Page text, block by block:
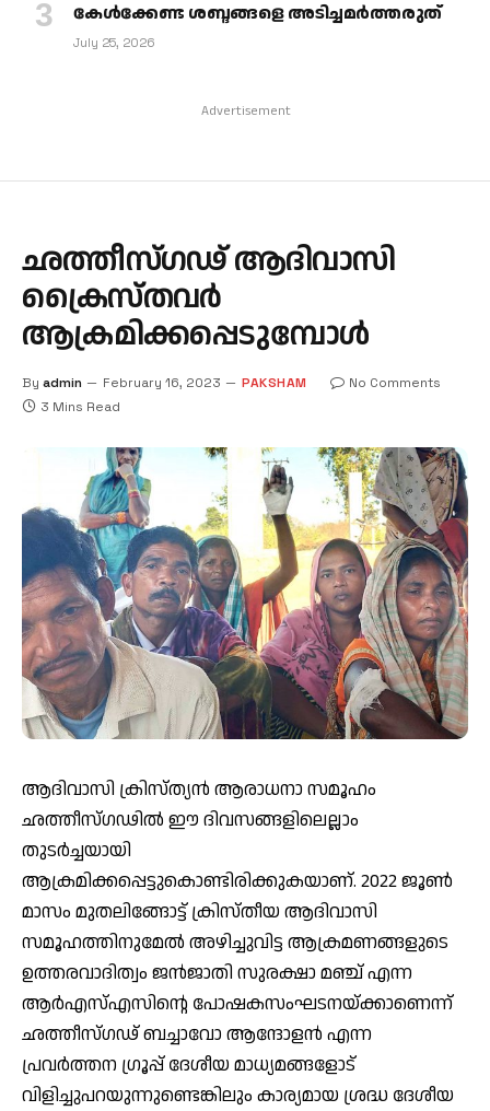
കേള്‍ക്കേണ്ട ശബ്ദങ്ങളെ അടിച്ചമര്‍ത്തരുത്
July 25, 2026
Advertisement
ഛത്തീസ്ഗഢ് ആദിവാസി
ക്രൈസ്തവര്‍
ആക്രമിക്കപ്പെടുമ്പോള്‍
By admin February 16, 2023 PAKSHAM
No Comments
3 Mins Read
ആദിവാസി ക്രിസ്ത്യന്‍ ആരാധനാ സമൂഹം
ഛത്തീസ്ഗഢില്‍ ഈ ദിവസങ്ങളിലെല്ലാം
തുടര്‍ച്ചയായി
ആക്രമിക്കപ്പെട്ടുകൊണ്ടിരിക്കുകയാണ്. 2022 ജൂണ്‍
മാസം മുതലിങ്ങോട്ട് ക്രിസ്തീയ ആദിവാസി
സമൂഹത്തിനുമേല്‍ അഴിച്ചുവിട്ട ആക്രമണങ്ങളുടെ
ഉത്തരവാദിത്വം ജന്‍ജാതി സുരക്ഷാ മഞ്ച് എന്ന
ആര്‍എസ്എസിന്റെ പോഷകസംഘടനയ്ക്കാണെന്ന്
ഛത്തീസ്ഗഢ് ബച്ചാവോ ആന്ദോളന്‍ എന്ന
പ്രവര്‍ത്തന ഗ്രൂപ്പ് ദേശീയ മാധ്യമങ്ങളോട്
വിളിച്ചുപറയുന്നുണ്ടെങ്കിലും കാര്യമായ ശ്രദ്ധ ദേശീയ